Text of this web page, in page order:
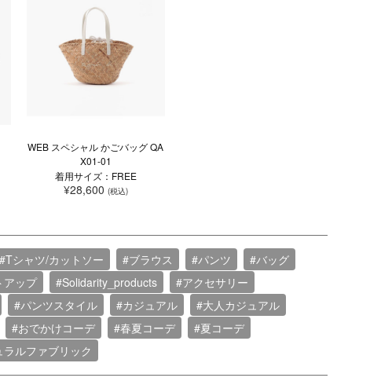
WEB スペシャル かごバッグ QA
X01-01
着用サイズ：FREE
¥28,600 (税込)
#Tシャツ/カットソー #ブラウス #パンツ
#バッグ
アップ #Solidarity_products
#アクセサリー
#パンツスタイル #カジュアル
#大人カジュアル
#おでかけコーデ #春夏コーデ
#夏コーデ
ラルファブリック